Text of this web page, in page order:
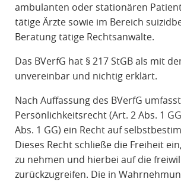
ambulanten oder stationären
tätige Ärzte sowie im Bereich
Beratung tätige Rechtsanwälte.
Das BVerfG hat § 217 StGB als mit
unvereinbar und nichtig erklärt.
Nach Auffassung des BVerfG
Persönlichkeitsrecht (Art. 2 Abs. 1
Abs. 1 GG) ein Recht auf
Dieses Recht schließe die Freiheit
zu nehmen und hierbei auf die
zurückzugreifen. Die in